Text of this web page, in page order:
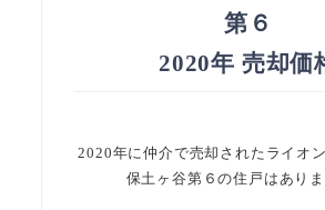
第６
2020年 売却価
2020年に仲介で売却されたライオ
保土ヶ谷第６の住戸はありま